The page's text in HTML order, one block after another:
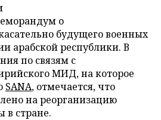
о
будущего военных
арабской республики. В
по связям с
МИД, на которое
SANA, отмечается, что
на реорганизацию
в стране.